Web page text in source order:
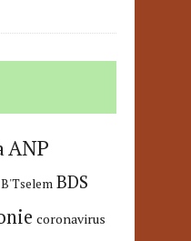
ANP
B'Tselem BDS
coronavirus